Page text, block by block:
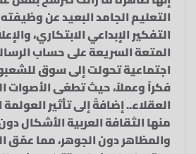
التعليم الجامد البعيد عن
التفكير الإبداعي الابتكاري،
المتعة السريعة على حساب
اجتماعية تحولت إلى سوق
فكراً وعملاً، حيث تطغى الأصوات
العقلاء.. إضافةً إلى تأثير
منها الثقافة العربية الأشكال
والمظاهر دون الجوهر، مما عمّق